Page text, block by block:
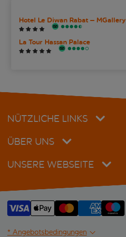
Hotel Le Diwan Rabat – MGallery
La Tour Hassan Palace
NÜTZLICHE LINKS
ÜBER UNS
UNSERE WEBSEITE
* Angebotsbedingungen